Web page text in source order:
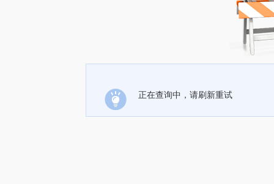
正在查询中，请刷新重试